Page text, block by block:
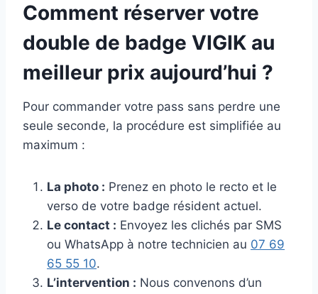
Comment réserver votre
double de badge VIGIK au
meilleur prix aujourd’hui ?
Pour commander votre pass sans perdre une
seule seconde, la procédure est simplifiée au
maximum :
La photo : Prenez en photo le recto et le
verso de votre badge résident actuel.
Le contact : Envoyez les clichés par SMS
ou WhatsApp à notre technicien au 07 69
65 55 10.
L’intervention : Nous convenons d’un